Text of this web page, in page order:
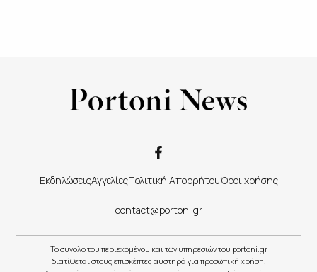
ΕκδηλώσειςΑγγελίεςΠολιτική ΑπορρήτουΌροι χρήσης
contact@portoni.gr
Το σύνολο του περιεχομένου και των υπηρεσιών του portoni.gr
διατίθεται στους επισκέπτες αυστηρά για προσωπική χρήση.